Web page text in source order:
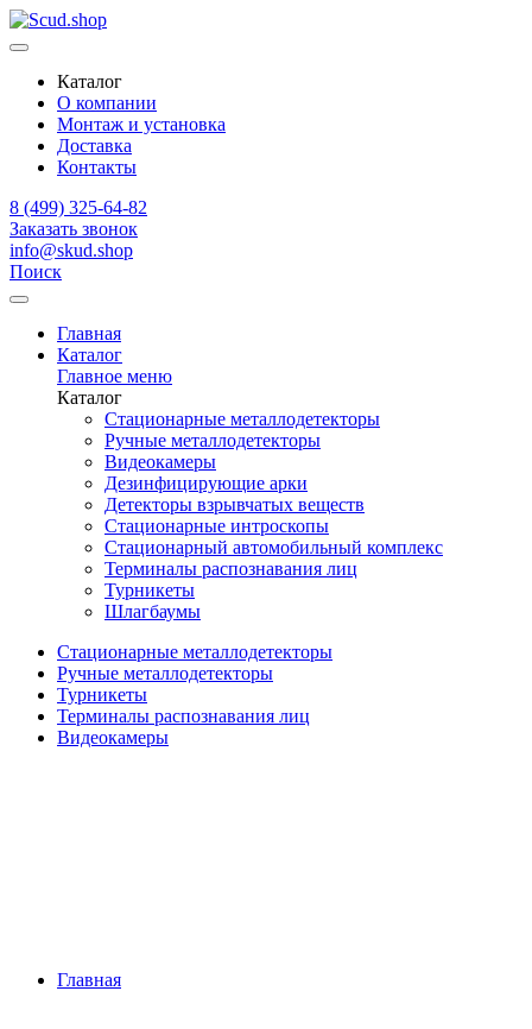
Каталог
О компании
Монтаж и установка
Доставка
Контакты
8 (499) 325-64-82
Заказать звонок
info@skud.shop
Поиск
Главная
Каталог
Главное меню
Каталог
Стационарные металлодетекторы
Ручные металлодетекторы
Видеокамеры
Дезинфицирующие арки
Детекторы взрывчатых веществ
Стационарные интроскопы
Стационарный автомобильный комплекс
Терминалы распознавания лиц
Турникеты
Шлагбаумы
Стационарные металлодетекторы
Ручные металлодетекторы
Турникеты
Терминалы распознавания лиц
Видеокамеры
Главная